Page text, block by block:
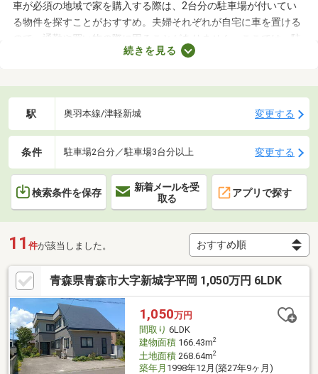
車が必須の地域で家を購入する際は、2台分の駐車場が付いてい
る物件を探すことがおすすめ。夫婦それぞれが自宅に車を置ける
ので、通勤や買い物の際に困ることがありません。ここでは、駐
車場2台分以上を備えている中古の一戸建てを紹介します。物件
トをチェックしましょう。
続きを見る
駅 奥羽本線/津軽新城 変更する
条件 駐車場2台分／駐車場3台分以上 変更する
検索条件を保存
新着メールを受
取る
アプリで探す
11 件が該当しました。
青森県青森市大字新城字平岡 1,050万円 6LDK
1,050万円
間取り 6LDK
建物面積166.43m2
土地面積268.64m2
築年月 1998年12月(築27年9ヶ月)